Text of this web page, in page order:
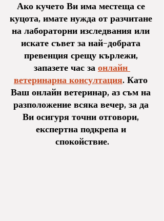
Ако кучето Ви има местеща се
куцота, имате нужда от разчитане
на лабораторни изследвания или
искате съвет за най-добрата
превенция срещу кърлежи,
запазете час за онлайн
ветеринарна консултация. Като
Ваш онлайн ветеринар, аз съм на
разположение всяка вечер, за да
Ви осигуря точни отговори,
експертна подкрепа и
спокойствие.